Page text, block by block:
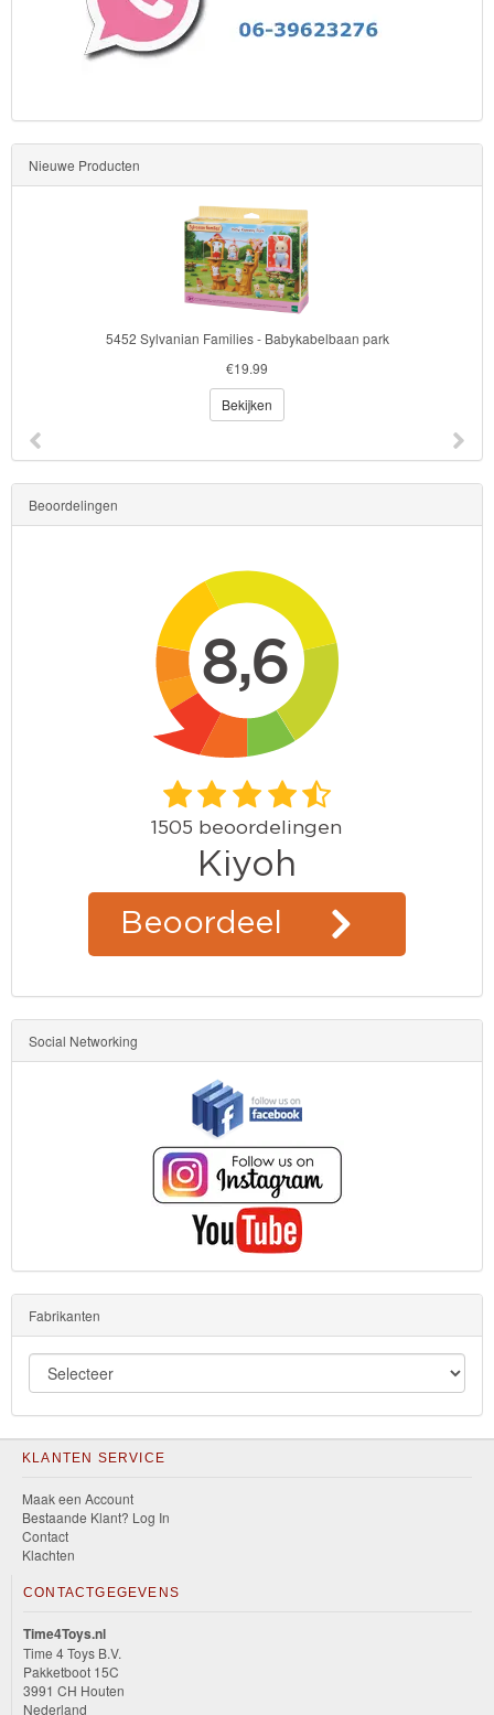
Nieuwe Producten
5452 Sylvanian Families - Babykabelbaan park
€19.99
Bekijken
Beoordelingen
Social Networking
Fabrikanten
KLANTEN SERVICE
Maak een Account
Bestaande Klant? Log In
Contact
Klachten
CONTACTGEGEVENS
Time4Toys.nl
Time 4 Toys B.V.
Pakketboot 15C
3991 CH Houten
Nederland